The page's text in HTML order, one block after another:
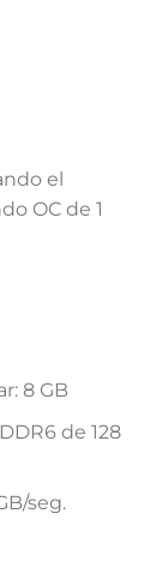
el
OC de 1
8 GB
de 128
seg.